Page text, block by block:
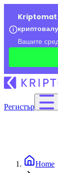
Kriptomat
Вашите
Регистър
Home